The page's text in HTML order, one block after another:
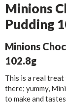
Minions
Pudding
Minions
102.8g
This is a real
there; yummy,
to make and